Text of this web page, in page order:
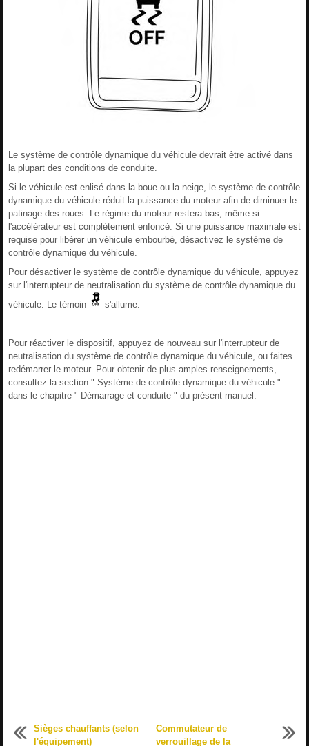
Le système de contrôle dynamique du véhicule devrait être activé dans
la plupart des conditions de conduite.
Si le véhicule est enlisé dans la boue ou la neige, le système de contrôle
dynamique du véhicule réduit la puissance du moteur afin de diminuer le
patinage des roues. Le régime du moteur restera bas, même si
l'accélérateur est complètement enfoncé. Si une puissance maximale est
requise pour libérer un véhicule embourbé, désactivez le système de
contrôle dynamique du véhicule.
Pour désactiver le système de contrôle dynamique du véhicule, appuyez
sur l'interrupteur de neutralisation du système de contrôle dynamique du
véhicule. Le témoin
s'allume.
Pour réactiver le dispositif, appuyez de nouveau sur l'interrupteur de
neutralisation du système de contrôle dynamique du véhicule, ou faites
redémarrer le moteur. Pour obtenir de plus amples renseignements,
consultez la section " Système de contrôle dynamique du véhicule "
dans le chapitre " Démarrage et conduite " du présent manuel.
Sièges chauffants (selon
l'équipement)
Commutateur de
verrouillage de la